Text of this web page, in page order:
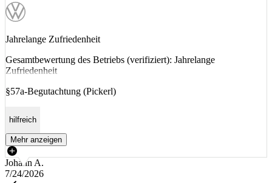
Jahrelange Zufriedenheit
Gesamtbewertung des Betriebs (verifiziert): Jahrelange
Zufriedenheit
§57a-Begutachtung (Pickerl)
hilfreich
Mehr anzeigen
Johann A.
7/24/2026